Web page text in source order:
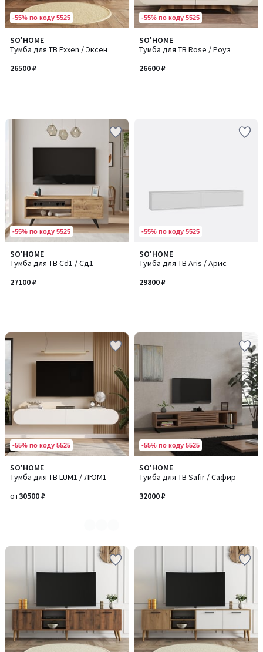
-55% по коду 5525
SO'HOME
Тумба для ТВ Exxen / Эксен
26500 ₽
-55% по коду 5525
SO'HOME
Тумба для ТВ Rose / Роуз
26600 ₽
-55% по коду 5525
SO'HOME
Тумба для ТВ Cd1 / Сд1
27100 ₽
-55% по коду 5525
SO'HOME
Тумба для ТВ Aris / Арис
29800 ₽
-55% по коду 5525
SO'HOME
Тумба для ТВ LUM1 / ЛЮМ1
от30500 ₽
Количество
цветов:
-55% по коду 5525
SO'HOME
Тумба для ТВ Safir / Сафир
32000 ₽